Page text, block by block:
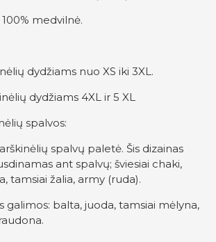
medvilnė.
dydžiams nuo XS iki 3XL.
dydžiams 4XL ir 5 XL
spalvos:
spalvų paletė. Šis dizainas
ant spalvų; šviesiai chaki,
tamsiai žalia, army (ruda).
galimos: balta, juoda, tamsiai mėlyna,